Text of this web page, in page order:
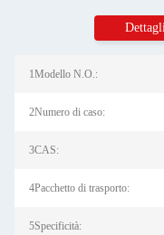
1Modello N.O.:
2Numero di caso:
3CAS:
4Pacchetto di trasporto:
5Specificità: